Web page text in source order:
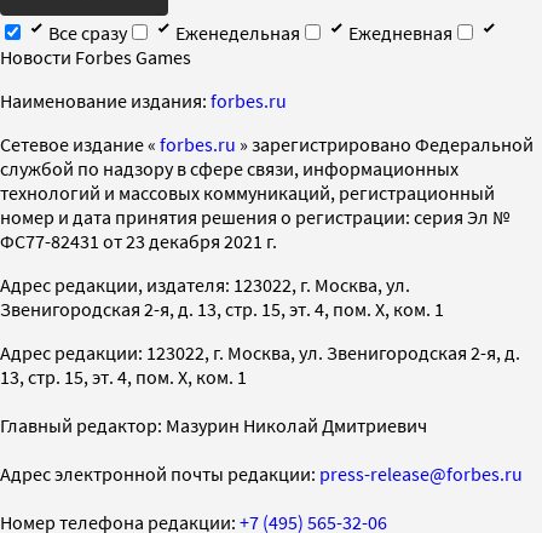
Все сразу
Еженедельная
Ежедневная
Новости Forbes Games
Наименование издания: forbes.ru
Cетевое издание « forbes.ru » зарегистрировано Федеральной
службой по надзору в сфере связи, информационных
технологий и массовых коммуникаций, регистрационный
номер и дата принятия решения о регистрации: серия Эл №
ФС77-82431 от 23 декабря 2021 г.
Адрес редакции, издателя: 123022, г. Москва, ул.
Звенигородская 2-я, д. 13, стр. 15, эт. 4, пом. X, ком. 1
Адрес редакции: 123022, г. Москва, ул. Звенигородская 2-я, д.
13, стр. 15, эт. 4, пом. X, ком. 1
Главный редактор: Мазурин Николай Дмитриевич
Адрес электронной почты редакции: press-release@forbes.ru
Номер телефона редакции: +7 (495) 565-32-06